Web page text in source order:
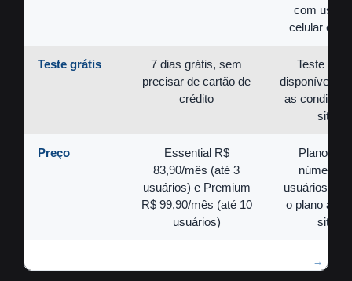
com uso
celular e
Teste grátis
7 dias grátis, sem
precisar de cartão de
crédito
Teste
disponível;
as
site
Preço
Essential R$
83,90/mês (até 3
usuários) e Premium
R$ 99,90/mês (até 10
usuários)
Planos
número
usuários;
o plano
site